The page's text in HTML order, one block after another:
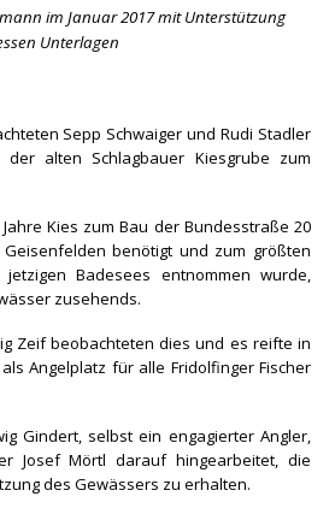
im Januar 2017mit Unterstützung
Unterlagen
Sepp Schwaiger und Rudi Stadler
alten Schlagbauer Kiesgrube zum
Kies zum Bau der Bundesstraße 20
benötigt und zum größten
Badesees entnommen wurde,
zusehends.
Zeif beobachteten dies und es reifte in
Angelplatz für alle Fridolfinger Fischer
Gindert, selbst ein engagierter Angler,
Josef Mörtl darauf hingearbeitet, die
des Gewässers zu erhalten.